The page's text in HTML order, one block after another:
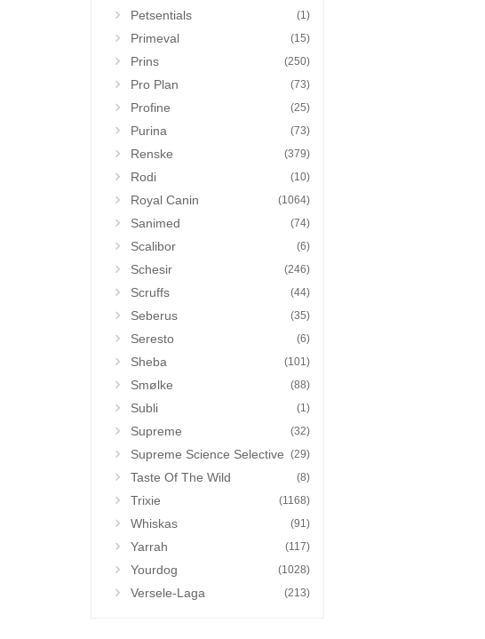
Petsentials (1)
Primeval (15)
Prins (250)
Pro Plan (73)
Profine (25)
Purina (73)
Renske (379)
Rodi (10)
Royal Canin (1064)
Sanimed (74)
Scalibor (6)
Schesir (246)
Scruffs (44)
Seberus (35)
Seresto (6)
Sheba (101)
Smølke (88)
Subli (1)
Supreme (32)
Supreme Science Selective (29)
Taste Of The Wild (8)
Trixie (1168)
Whiskas (91)
Yarrah (117)
Yourdog (1028)
Versele-Laga (213)